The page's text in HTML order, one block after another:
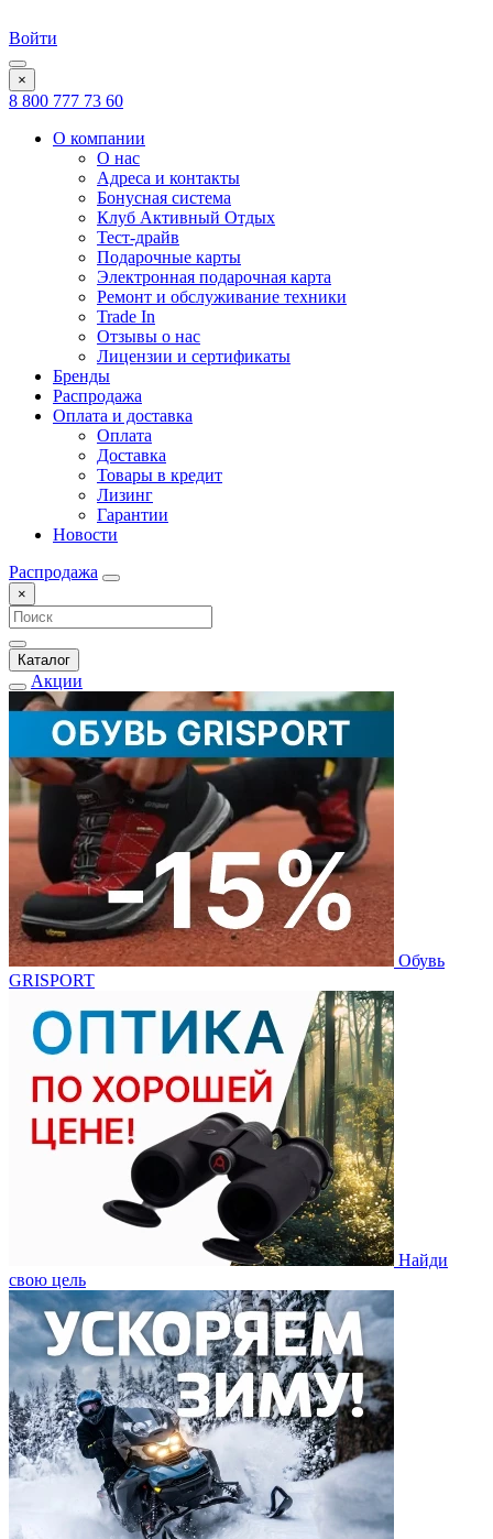
Войти
×
8 800 777 73 60
О компании
О нас
Адреса и контакты
Бонусная система
Клуб Активный Отдых
Тест-драйв
Подарочные карты
Электронная подарочная карта
Ремонт и обслуживание техники
Trade In
Отзывы о нас
Лицензии и сертификаты
Бренды
Распродажа
Оплата и доставка
Оплата
Доставка
Товары в кредит
Лизинг
Гарантии
Новости
Распродажа
×
Каталог
Акции
Обувь
GRISPORT
Найди
свою цель